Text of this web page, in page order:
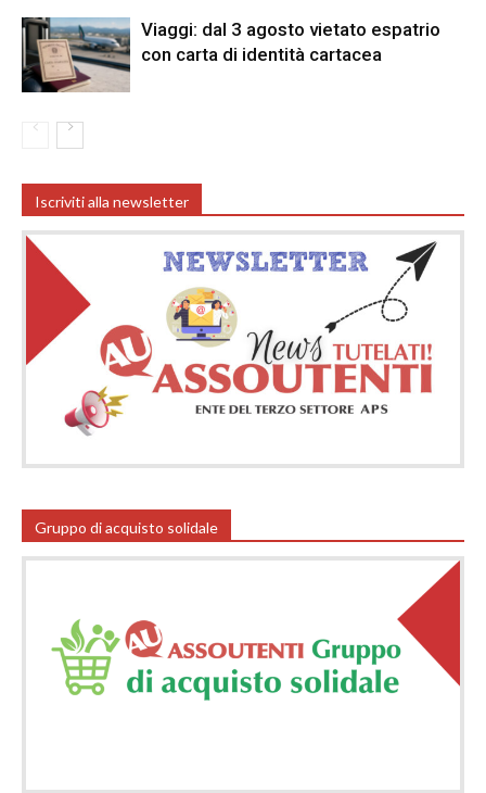
Viaggi: dal 3 agosto vietato espatrio
con carta di identità cartacea
Iscriviti alla newsletter
Gruppo di acquisto solidale